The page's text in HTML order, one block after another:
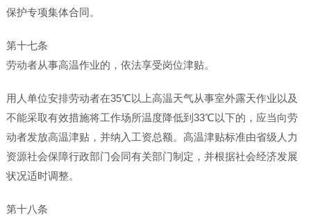
保护专项集体合同。
第十七条
劳动者从事高温作业的，依法享受岗位津贴。
用人单位安排劳动者在35℃以上高温天气从事室外露天作业以及
不能采取有效措施将工作场所温度降低到33℃以下的，应当向劳
动者发放高温津贴，并纳入工资总额。高温津贴标准由省级人力
资源社会保障行政部门会同有关部门制定，并根据社会经济发展
状况适时调整。
第十八条